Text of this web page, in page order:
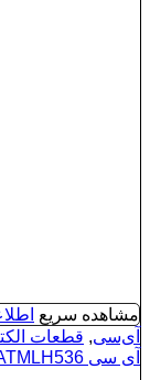
مشاهده سریع
آی‌سی, قطعات
آی‌ سی ATMLH536